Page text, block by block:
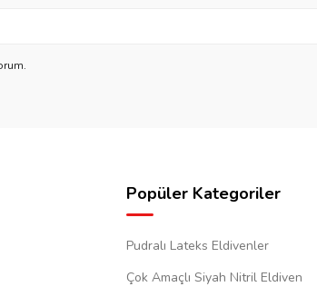
Popüler Kategoriler
Pudralı Lateks Eldivenler
Çok Amaçlı Siyah Nitril Eldiven